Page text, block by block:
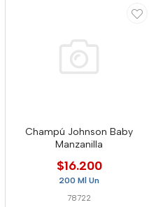
Champú Johnson Baby
Manzanilla
$16.200
200 Ml Un
78722